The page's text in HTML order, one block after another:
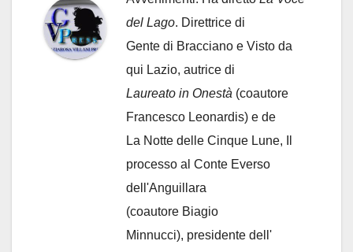
del Lago. Direttrice di
Gente di Bracciano e Visto da
qui Lazio, autrice di
Laureato in Onestà (coautore
Francesco Leonardis) e de
La Notte delle Cinque Lune, Il
processo al Conte Everso
dell'Anguillara
(coautore Biagio
Minnucci), presidente dell'